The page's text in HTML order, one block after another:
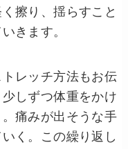
擦り、揺らすこと
きます。
レッチ方法もお伝
しずつ体重をかけ
痛みが出そうな手
く。この繰り返し